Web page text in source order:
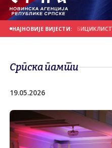
НАЈНОВИЈЕ ВИЈЕСТИ:
УДАРИО У ГРУПУ БИЦИКЛИСТА
Српска памти
19.05.2026